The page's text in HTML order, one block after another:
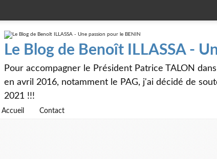
Le Blog de Benoît ILLASSA -
Pour accompagner le Président Patrice TALON
en avril 2016, notamment le PAG, j'ai décidé de
2021 !!!
Accueil Contact